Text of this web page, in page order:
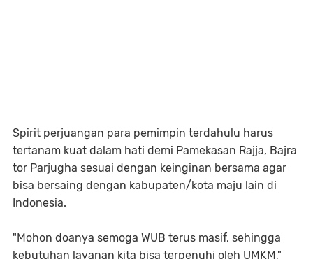
Spirit perjuangan para pemimpin terdahulu harus
tertanam kuat dalam hati demi Pamekasan Rajja, Bajra
tor Parjugha sesuai dengan keinginan bersama agar
bisa bersaing dengan kabupaten/kota maju lain di
Indonesia.
"Mohon doanya semoga WUB terus masif, sehingga
kebutuhan layanan kita bisa terpenuhi oleh UMKM,"